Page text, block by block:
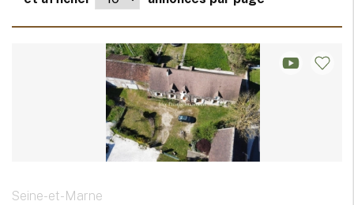
Seine-et-Marne